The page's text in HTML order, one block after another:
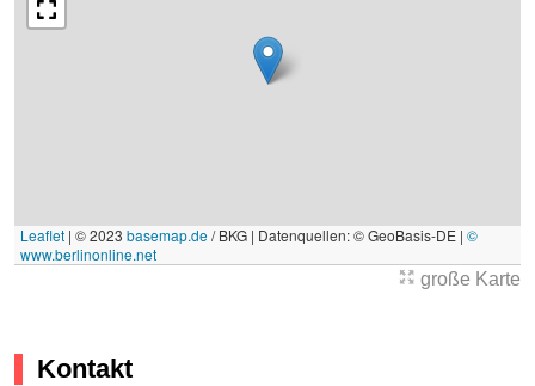
Leaflet | © 2023 basemap.de/ BKG | Datenquellen: © GeoBasis-DE | ©
www.berlinonline.net
große Karte
Kontakt